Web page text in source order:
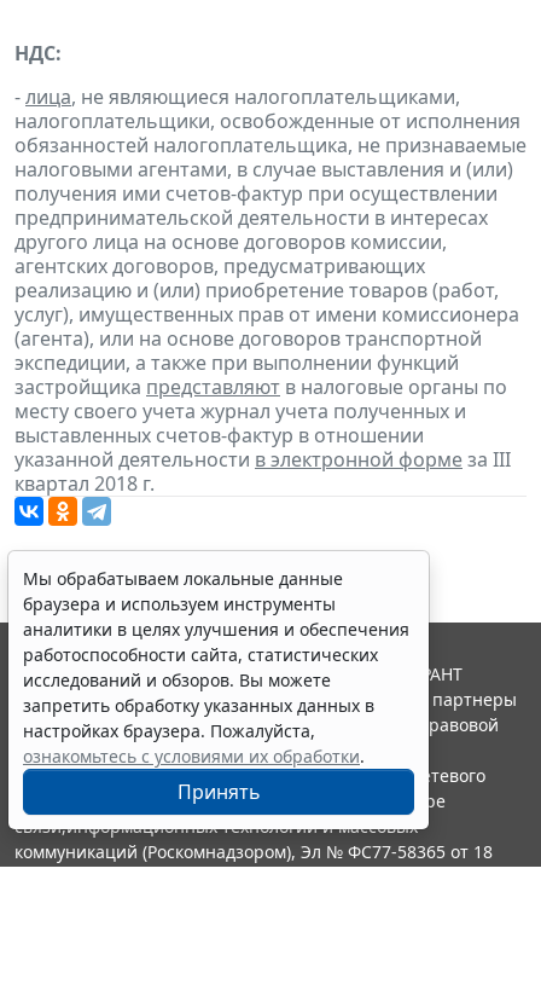
НДС:
-лица, не являющиеся налогоплательщиками,
налогоплательщики, освобожденные от исполнения
обязанностей налогоплательщика, не признаваемые
налоговыми агентами, в случае выставления и (или)
получения ими счетов-фактур при осуществлении
предпринимательской деятельности в интересах
другого лица на основе договоров комиссии,
агентских договоров, предусматривающих
реализацию и (или) приобретение товаров (работ,
услуг), имущественных прав от имени комиссионера
(агента), или на основе договоров транспортной
экспедиции, а также при выполнении функций
застройщика представляют в налоговые органы по
месту своего учета журнал учета полученных и
выставленных счетов-фактур в отношении
указанной деятельности в электронной формеза III
квартал 2018 г.
Мы обрабатываем локальные данные
браузера и используем инструменты
аналитики в целях улучшения и обеспечения
работоспособности сайта, статистических
исследований и обзоров. Вы можете
запретить обработку указанных данных в
настройках браузера. Пожалуйста,
ознакомьтесь с условиями их обработки.
Принять
© ООО "НПП "ГАРАНТ-СЕРВИС", 2026. Система ГАРАНТ
выпускается с 1990 года. Компания "Гарант" и ее партнеры
являются участниками Российской ассоциации правовой
информации ГАРАНТ.
Портал ГАРАНТ.РУ зарегистрирован в качестве сетевого
издания Федеральной службой по надзору в сфере
связи,информационных технологий и массовых
коммуникаций (Роскомнадзором), Эл № ФС77-58365 от 18